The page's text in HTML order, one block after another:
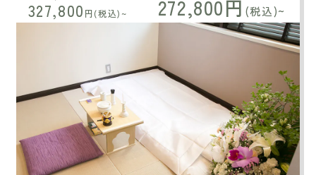
327,800 円(税込)~ 272,800円 (税込)~